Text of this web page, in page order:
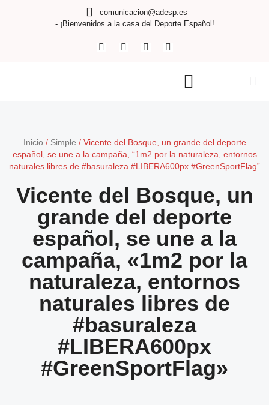
comunicacion@adesp.es
- ¡Bienvenidos a la casa del Deporte Español!
Inicio / Simple / Vicente del Bosque, un grande del deporte
español, se une a la campaña, “1m2 por la naturaleza, entornos
naturales libres de #basuraleza #LIBERA600px #GreenSportFlag”
Vicente del Bosque, un
grande del deporte
español, se une a la
campaña, «1m2 por la
naturaleza, entornos
naturales libres de
#basuraleza
#LIBERA600px
#GreenSportFlag»